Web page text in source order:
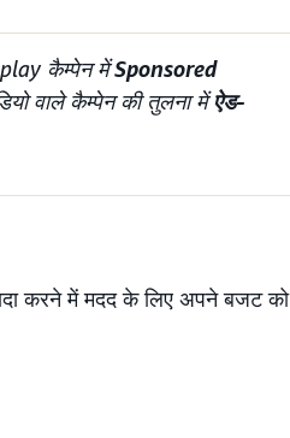
कैम्पेन मेंSponsored
वाले कैम्पेन की तुलना मेंऐड-
करने में मदद के लिए अपने बजट को